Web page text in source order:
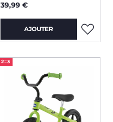
39,99 €
AJOUTER
2=3